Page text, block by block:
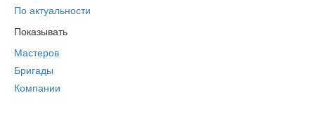
По актуальности
Показывать
Мастеров
Бригады
Компании